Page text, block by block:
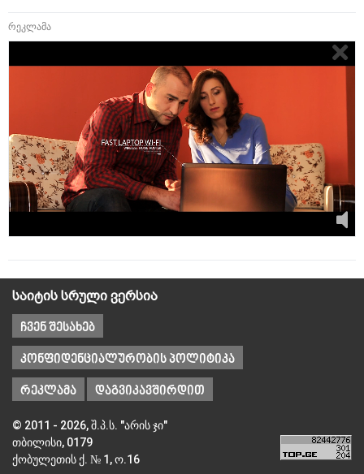
რეკლამა
საიტის სრული ვერსია
ჩვენ შესახებ
კონფიდენციალურობის პოლიტიკა
რეკლამა დაგვიკავშირდით
© 2011 - 2026, შ.პ.ს. "არის ჯი"
თბილისი, 0179
ქობულეთის ქ. № 1, ო.16